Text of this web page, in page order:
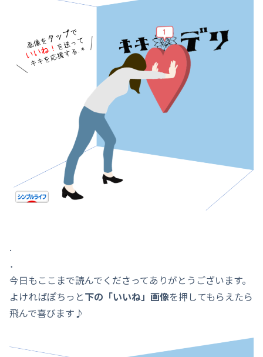
.
．
今日もここまで読んでくださってありがとうございます。
よければぽちっと下の「いいね」画像を押してもらえたら
飛んで喜びます♪